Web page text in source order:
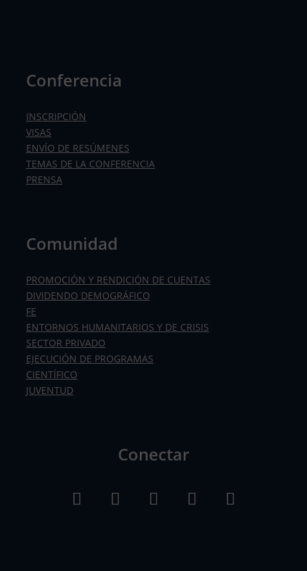
Conferencia
INSCRIPCIÓN
VISAS
ENVÍO DE RESÚMENES
TEMAS DE LA CONFERENCIA
PRENSA
Comunidad
PROMOCIÓN Y RENDICIÓN DE CUENTAS
DIVIDENDO DEMOGRÁFICO
FE
ENTORNOS HUMANITARIOS Y DE CRISIS
SECTOR PRIVADO
EJECUCIÓN DE PROGRAMAS
CIENTÍFICO
JUVENTUD
Conectar